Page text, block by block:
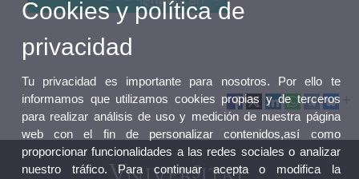
Cookies y política de
privacidad
Tu privacidad es importante para nosotros. Por ello te
informamos que utilizamos cookies propias y de terceros
para realizar análisis de uso y medición de nuestra página
web con el fin de personalizar contenidos,así como
proporcionar funcionalidades a las redes sociales o analizar
nuestro tráfico. Para continuar acepta o modifica la